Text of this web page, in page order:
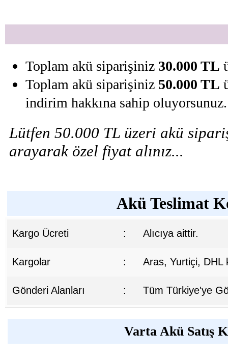
Toplam akü siparişiniz 30.000 TL
Toplam akü siparişiniz 50.000 TL
indirim hakkına sahip oluyorsunuz.
Lütfen 50.000 TL üzeri akü
arayarak özel fiyat alınız...
Akü Teslimat
Kargo Ücreti : Alıcıya aittir.
Kargolar : Aras, Yurtiçi, DHL
Gönderi Alanları : Tüm Türkiye'ye
Varta Akü Satış